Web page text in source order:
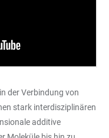
der Verbindung von
stark interdisziplinären
additive